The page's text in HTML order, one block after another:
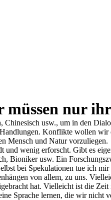
nur
usw., um in den
Konflikte wollen
Mensch und Natur vorzuliegen.
wenig erforscht. Gibt es
Bioniker usw. Ein
bei Spekulationen tue ich
von allem, zu uns.
hat. Vielleicht ist die
Sprache lernen, die wir